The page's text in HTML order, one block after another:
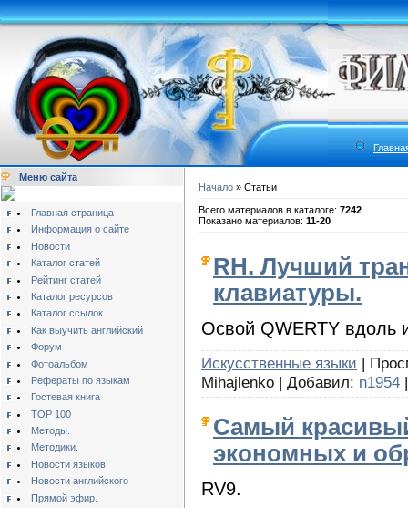
Меню сайта
Главная страница
Информация о сайте
Новости
Каталог статей
Рейтинг статей
Каталог ресурсов
Каталог ссылок
Как выучить английский
Форум
Фотоальбом
Рефераты по языкам
Гостевая книга
TOP 100
Методы.
Методики.
Новости языков
Новости английского
Прямой эфир.
Начало » Статьи
Всего материалов в каталоге: 7242
Показано материалов: 11-20
RH. Лучший
клавиатуры.
Освой QWERTY вдоль
Искусственные языки |
Mihajlenko | Добавил: n1954
Самый
экономных и
RV9.